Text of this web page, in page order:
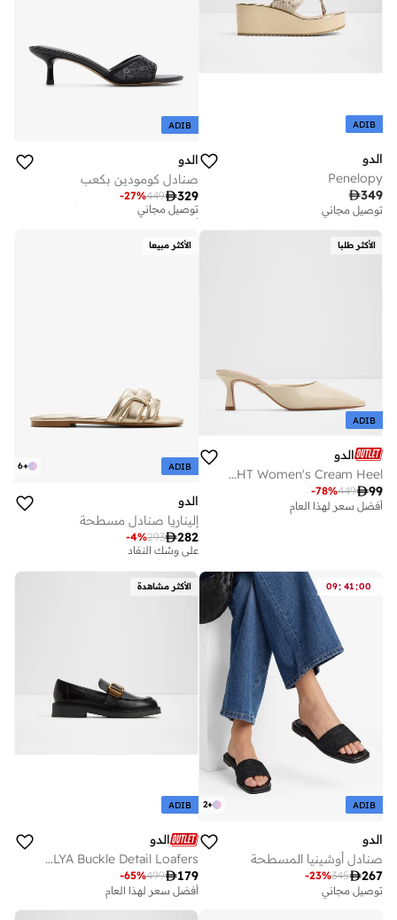
ADIB
الدو
Penelopy
349
توصيل مجاني
ADIB
الدو
صنادل كومودين بكعب
329
449
-27%
أفضل سعر خلال آخر 30 يوم
توصيل مجاني
أفضل سعر خلال آخر 30 يوم
الأكثر طلبا
ADIB
الدو
GOLDEN LIGHT Women's Cream Heel
99
449
-78%
أفضل سعر لهذا العام
الأكثر مبيعا
+
6 ADIB
الدو
إليناريا صنادل مسطحة
282
293
-4%
توصيل مجاني
على وشك النفاد
على وشك النفاد
09: 41:00
+
2 ADIB
الدو
صنادل أوشينيا المسطحة
267
345
-23%
توصيل مجاني
الأكثر مشاهدة
ADIB
الدو
KALYA Buckle Detail Loafers
179
499
-65%
أفضل سعر لهذا العام
توصيل مجاني
على وشك النفاد